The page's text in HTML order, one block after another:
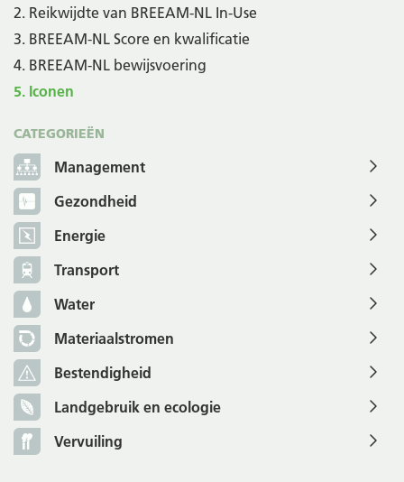
2. Reikwijdte van BREEAM-NL In-Use
3. BREEAM-NL Score en kwalificatie
4. BREEAM-NL bewijsvoering
5. Iconen
CATEGORIEËN
Management
Gezondheid
Energie
Transport
Water
Materiaalstromen
Bestendigheid
Landgebruik en ecologie
Vervuiling